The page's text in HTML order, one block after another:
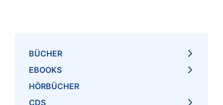
BÜCHER
EBOOKS
HÖRBÜCHER
CDS